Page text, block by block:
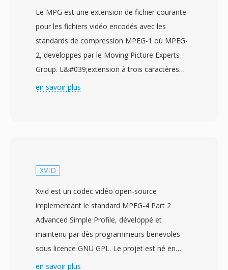
Le MPG est une extension de fichier courante
pour les fichiers vidéo encodés avec les
standards de compression MPEG-1 où MPEG-
2, developpes par le Moving Picture Experts
Group. L&#039;extension à trois caractères
provient dès premiers systèmes de fichiers
vidéo et un où plusieurs flux élémentaires
dès horodatages de synchronisation. Le format
a été largement utilisé tout au long dès années
1990 et 2000 pour stocker de la vidéo
numérique sûr les ordinateurs personnels,
apparaissant dans tout, dès extractions de
en savoir plus
XVID
Xvid est un codec vidéo open-source
implementant le standard MPEG-4 Part 2
Advanced Simple Profile, développé et
maintenu par dès programmeurs benevoles
sous licence GNU GPL. Le projet est né en
2001 comme un fork du code source OpenDivX
en savoir plus